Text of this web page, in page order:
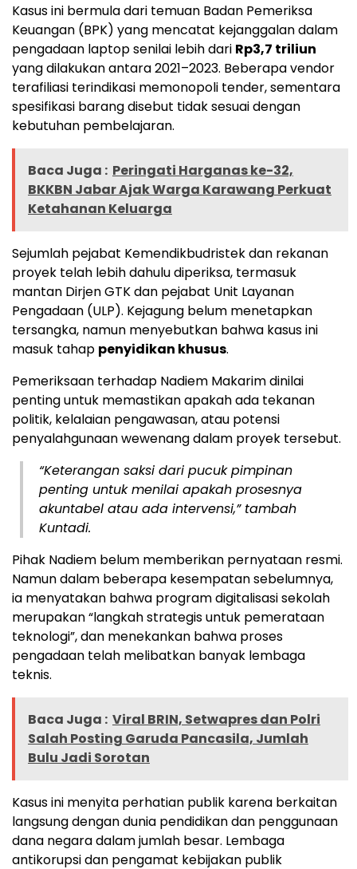
Kasus ini bermula dari temuan Badan Pemeriksa
Keuangan (BPK) yang mencatat kejanggalan dalam
pengadaan laptop senilai lebih dari Rp3,7 triliun
yang dilakukan antara 2021–2023. Beberapa vendor
terafiliasi terindikasi memonopoli tender, sementara
spesifikasi barang disebut tidak sesuai dengan
kebutuhan pembelajaran.
Baca Juga : Peringati Harganas ke-32,
BKKBN Jabar Ajak Warga Karawang Perkuat
Ketahanan Keluarga
Sejumlah pejabat Kemendikbudristek dan rekanan
proyek telah lebih dahulu diperiksa, termasuk
mantan Dirjen GTK dan pejabat Unit Layanan
Pengadaan (ULP). Kejagung belum menetapkan
tersangka, namun menyebutkan bahwa kasus ini
masuk tahap penyidikan khusus.
Pemeriksaan terhadap Nadiem Makarim dinilai
penting untuk memastikan apakah ada tekanan
politik, kelalaian pengawasan, atau potensi
penyalahgunaan wewenang dalam proyek tersebut.
“Keterangan saksi dari pucuk pimpinan
penting untuk menilai apakah prosesnya
akuntabel atau ada intervensi,” tambah
Kuntadi.
Pihak Nadiem belum memberikan pernyataan resmi.
Namun dalam beberapa kesempatan sebelumnya,
ia menyatakan bahwa program digitalisasi sekolah
merupakan “langkah strategis untuk pemerataan
teknologi”, dan menekankan bahwa proses
pengadaan telah melibatkan banyak lembaga
teknis.
Baca Juga : Viral BRIN, Setwapres dan Polri
Salah Posting Garuda Pancasila, Jumlah
Bulu Jadi Sorotan
Kasus ini menyita perhatian publik karena berkaitan
langsung dengan dunia pendidikan dan penggunaan
dana negara dalam jumlah besar. Lembaga
antikorupsi dan pengamat kebijakan publik